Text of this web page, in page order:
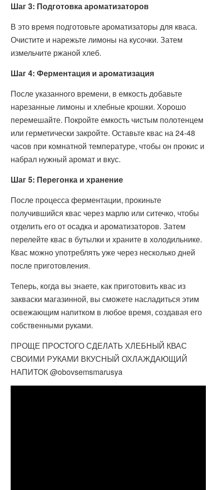
Шаг 3: Подготовка ароматизаторов
В это время подготовьте ароматизаторы для кваса.
Очистите и нарежьте лимоны на кусочки. Затем
измельчите ржаной хлеб.
Шаг 4: Ферментация и ароматизация
После указанного времени, в емкость добавьте
нарезанные лимоны и хлебные крошки. Хорошо
перемешайте. Покройте емкость чистым полотенцем
или герметически закройте. Оставьте квас на 24-48
часов при комнатной температуре, чтобы он прокис и
набрал нужный аромат и вкус.
Шаг 5: Перегонка и хранение
После процесса ферментации, прокиньте
получившийся квас через марлю или ситечко, чтобы
отделить его от осадка и ароматизаторов. Затем
перелейте квас в бутылки и храните в холодильнике.
Квас можно употреблять уже через несколько дней
после приготовления.
Теперь, когда вы знаете, как приготовить квас из
закваски магазинной, вы сможете насладиться этим
освежающим напитком в любое время, создавая его
собственными руками.
ПРОЩЕ ПРОСТОГО СДЕЛАТЬ ХЛЕБНЫЙ КВАС
СВОИМИ РУКАМИ ВКУСНЫЙ ОХЛАЖДАЮЩИЙ
НАПИТОК @obovsemsmarusya